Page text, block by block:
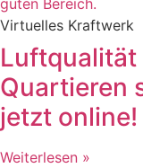
Virtuelles Kraftwerk
Luftqualität
Quartieren
jetzt online!
Weiterlesen »